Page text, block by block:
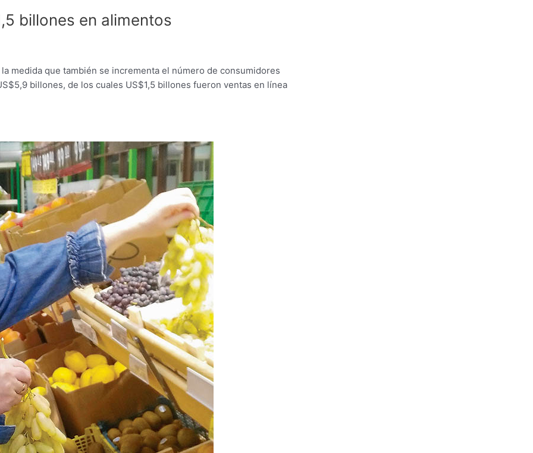
billones en alimentos
medida que también se incrementa el número de consumidores
billones, de los cuales US$1,5 billones fueron ventas en línea